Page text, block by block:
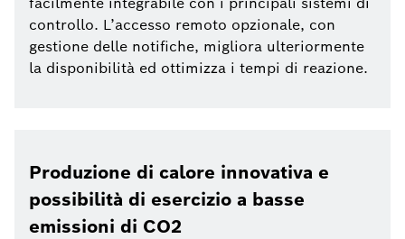
controllo. L’accesso remoto opzionale, con
gestione delle notifiche, migliora ulteriormente
la disponibilità ed ottimizza i tempi di reazione.
Produzione di calore innovativa e
possibilità di esercizio a basse
emissioni di CO2